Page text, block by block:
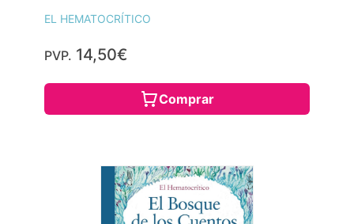
EL HEMATOCRÍTICO
PVP. 14,50€
Comprar